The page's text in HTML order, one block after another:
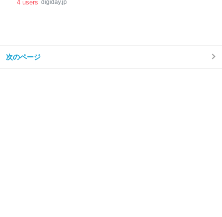
業の成功に並々ならぬ期待を寄せている。 ラスベガス
4 users digiday.jp
次のページ